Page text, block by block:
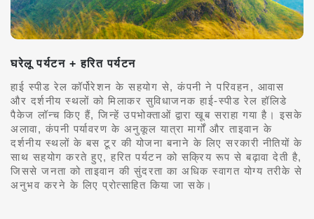
घरेलू पर्यटन + हरित पर्यटन
हाई स्पीड रेल कॉर्पोरेशन के सहयोग से, कंपनी ने परिवहन, आवास
और दर्शनीय स्थलों को मिलाकर सुविधाजनक हाई-स्पीड रेल हॉलिडे
पैकेज लॉन्च किए हैं, जिन्हें उपभोक्ताओं द्वारा खूब सराहा गया है। इसके
अलावा, कंपनी पर्यावरण के अनुकूल यात्रा मार्गों और ताइवान के
दर्शनीय स्थलों के बस टूर की योजना बनाने के लिए सरकारी नीतियों के
साथ सहयोग करते हुए, हरित पर्यटन को सक्रिय रूप से बढ़ावा देती है,
जिससे जनता को ताइवान की सुंदरता का अधिक स्वागत योग्य तरीके से
अनुभव करने के लिए प्रोत्साहित किया जा सके।